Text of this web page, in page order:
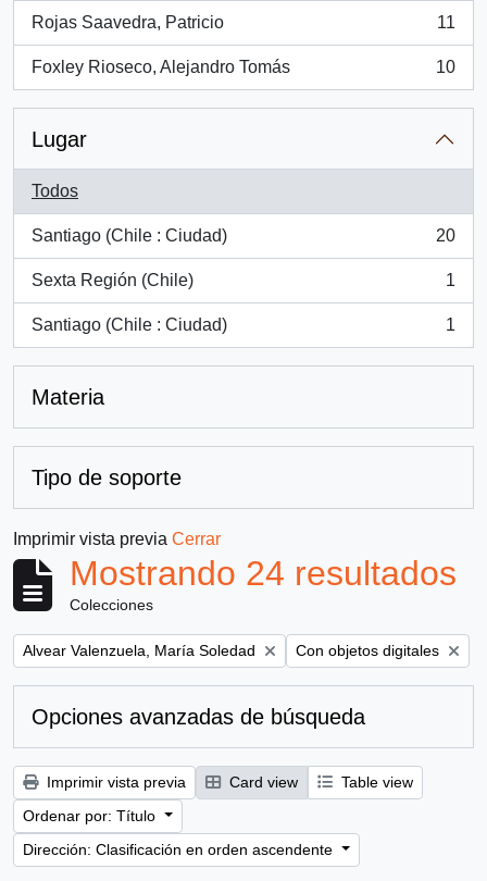
Rojas Saavedra, Patricio
, 11 resultados
11
Foxley Rioseco, Alejandro Tomás
, 10 resultados
10
Lugar
Todos
Santiago (Chile : Ciudad)
, 20 resultados
20
Sexta Región (Chile)
, 1 resultados
1
Santiago (Chile : Ciudad)
, 1 resultados
1
Materia
Tipo de soporte
Imprimir vista previa Cerrar
Mostrando 24 resultados
Colecciones
Remove filter:
Alvear Valenzuela, María Soledad Remove filter:
Con objetos digitales
Opciones avanzadas de búsqueda
Imprimir vista previa Card view
Table view
Ordenar por: Título
Dirección: Clasificación en orden ascendente